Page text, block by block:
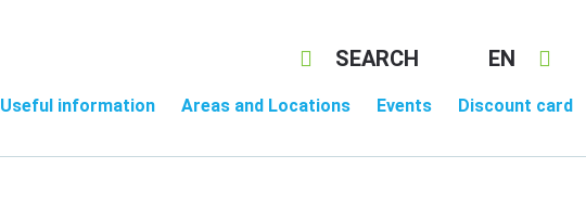
EN
SEARCH
Useful information Areas and Locations Events Discount card